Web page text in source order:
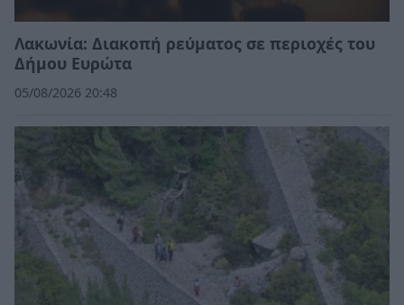
Λακωνία: Διακοπή ρεύματος σε περιοχές του
Δήμου Ευρώτα
05/08/2026 20:48